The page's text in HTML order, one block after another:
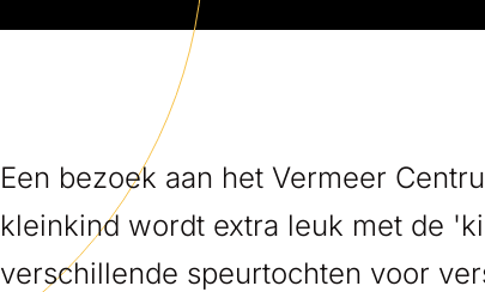
Een bezoek aan het Vermeer
kleinkind wordt extra leuk met de
verschillende speurtochten voor